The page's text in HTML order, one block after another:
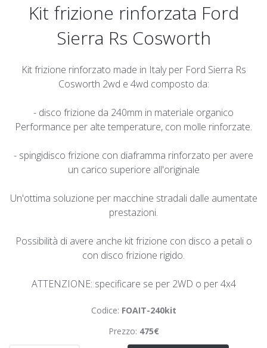
Kit frizione rinforzata Ford
Sierra Rs Cosworth
Kit frizione rinforzato made in Italy per Ford Sierra Rs
Cosworth 2wd e 4wd composto da:
- disco frizione da 240mm in materiale organico
Performance per alte temperature, con molle rinforzate.
- spingidisco frizione con diaframma rinforzato per avere
un carico superiore all'originale
Un'ottima soluzione per macchine stradali dalle aumentate
prestazioni.
Possibilità di avere anche kit frizione con disco a petali o
con disco frizione rigido.
ATTENZIONE: specificare se per 2WD o per 4x4
Codice: FOAIT-240kit
Prezzo: 475€